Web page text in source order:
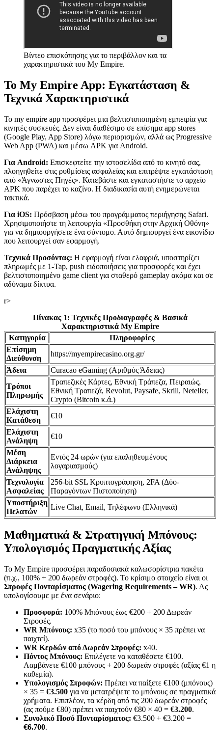
Βίντεο επισκόπησης για το περιβάλλον και τα
χαρακτηριστικά του My Empire.
Το My Empire App: Εγκατάσταση &
Τεχνικά Χαρακτηριστικά
Το my empire app προσφέρει μια βελτιστοποιημένη εμπειρία για
κινητές συσκευές. Δεν είναι διαθέσιμο σε επίσημα app stores
(Google Play, App Store) λόγω περιορισμών, αλλά ως Progressive
Web App (PWA) και μέσω APK για Android.
Για Android: Επισκεφτείτε την ιστοσελίδα από το κινητό σας,
πλοηγηθείτε στις ρυθμίσεις ασφαλείας και επιτρέψτε εγκατάσταση
από «Άγνωστες Πηγές». Κατεβάστε και εγκαταστήστε το αρχείο
APK που παρέχει το καζίνο. Η διαδικασία αυτή ενημερώνεται
τακτικά.
Για iOS: Πρόσβαση μέσω του προγράμματος περιήγησης Safari.
Χρησιμοποιήστε τη λειτουργία «Προσθήκη στην Αρχική Οθόνη»
για να δημιουργήσετε ένα σύντομο. Αυτό δημιουργεί ένα εικονίδιο
που λειτουργεί σαν εφαρμογή.
Τεχνικά Προσόντας: Η εφαρμογή είναι ελαφριά, υποστηρίζει
πληρωμές με 1-Tap, push ειδοποιήσεις για προσφορές και έχει
βελτιστοποιημένο game client για σταθερό gameplay ακόμα και σε
αδύναμα δίκτυα.
r>
Πίνακας 1: Τεχνικές Προδιαγραφές & Βασικά
Χαρακτηριστικά My Empire
Κατηγορία
Πληροφορίες
Επίσημη
Διεύθυνση
https://myempirecasino.org.gr/
Άδεια
Curacao eGaming (Αριθμός Άδειας)
Τρόποι
Πληρωμής
Τραπεζικές Κάρτες, Εθνική Τράπεζα, Πειραιώς,
Εθνική Τραπεζά, Revolut, Paysafe, Skrill, Neteller,
Crypto (Bitcoin κ.ά.)
Ελάχιστη
Κατάθεση
€10
Ελάχιστη
Ανάληψη
€10
Μέση
Διάρκεια
Ανάληψης
Εντός 24 ωρών (για επαληθευμένους
λογαριασμούς)
Τεχνολογία
Ασφαλείας
256-bit SSL Κρυπτογράφηση, 2FA (Δύο-
Παραγόντων Πιστοποίηση)
Υποστήριξη
Πελατών
Live Chat, Email, Τηλέφωνο (Ελληνικά)
Μαθηματικά & Στρατηγική Μπόνους:
Υπολογισμός Πραγματικής Αξίας
Το My Empire προσφέρει παραδοσιακά καλωσορίστρια πακέτα
(π.χ., 100% + 200 δωρεάν στροφές). Το κρίσιμο στοιχείο είναι οι
Στροφές Πονταρίσματος (Wagering Requirements – WR). Ας
υπολογίσουμε με ένα σενάριο:
Προσφορά: 100% Μπόνους έως €200 + 200 Δωρεάν
Στροφές.
WR Μπόνους: x35 (το ποσό του μπόνους × 35 πρέπει να
παιχτεί).
WR Κερδών από Δωρεάν Στροφές: x40.
Πόντος Μπόνους: Επιλέγετε να καταθέσετε €100.
Λαμβάνετε €100 μπόνους + 200 δωρεάν στροφές (αξίας €1 η
καθεμία).
Υπολογισμός Στροφών: Πρέπει να παίξετε €100 (μπόνους)
× 35 = €3.500 για να μετατρέψετε το μπόνους σε πραγματικά
χρήματα. Επιπλέον, τα κέρδη από τις 200 δωρεάν στροφές
(ας πούμε €80) πρέπει να παιχτούν €80 × 40 = €3.200.
Συνολικό Ποσό Πονταρίσματος: €3.500 + €3.200 =
€6.700.